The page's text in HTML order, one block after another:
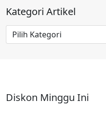
Kategori Artikel
Kategori
Artikel
Diskon Minggu Ini